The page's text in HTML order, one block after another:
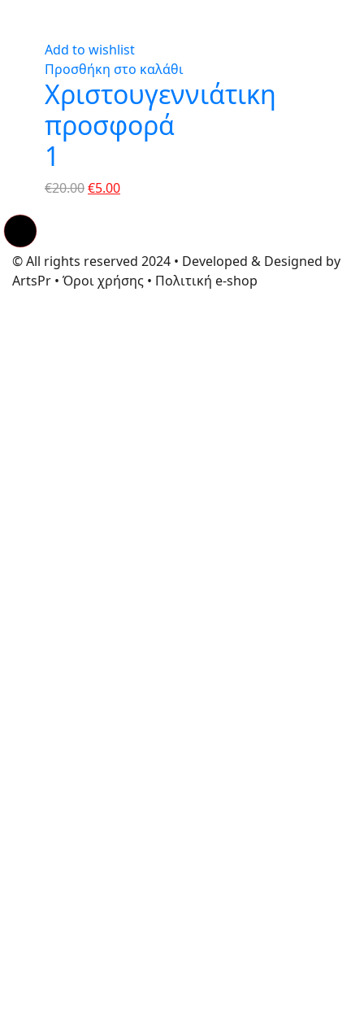
Add to wishlist
Προσθήκη στο καλάθι
Χριστουγεννιάτικη
προσφορά
1
€20.00Original
€5.00Η
€5.00.
© All rights reserved 2024 • Developed & Designed by
ArtsPr • Όροι χρήσης • Πολιτική e-shop